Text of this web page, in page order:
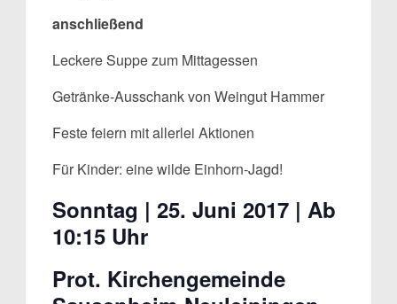
anschließend
Leckere Suppe zum Mittagessen
Getränke-Ausschank von Weingut Hammer
Feste feiern mit allerlei Aktionen
Für Kinder: eine wilde Einhorn-Jagd!
Sonntag | 25. Juni 2017 | Ab
10:15 Uhr
Prot. Kirchengemeinde